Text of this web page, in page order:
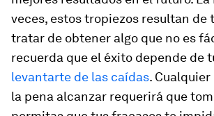
veces, estos tropiezos resultan de
tratar de obtener algo que no es
recuerda que el éxito depende de
levantarte de las caídas. Cualquier
la pena alcanzar requerirá que